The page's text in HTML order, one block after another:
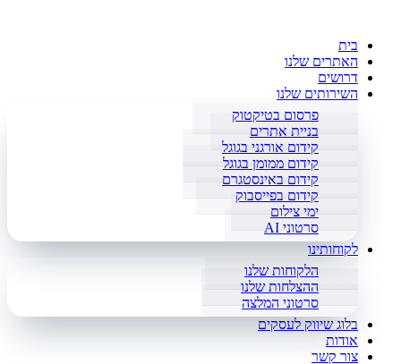
בית
האתרים שלנו
דרושים
השירותים שלנו
פרסום בטיקטוק
בניית אתרים
קידום אורגני בגוגל
קידום ממומן בגוגל
קידום באינסטגרם
קידום בפייסבוק
ימי צילום
סרטוני AI
לקוחותינו
הלקוחות שלנו
ההצלחות שלנו
סרטוני המלצה
בלוג שיווק לעסקים
אודות
צור קשר